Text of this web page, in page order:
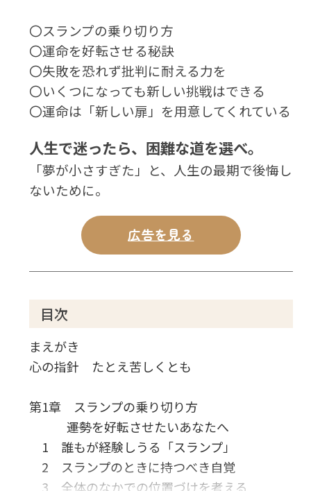
〇スランプの乗り切り方
〇運命を好転させる秘訣
〇失敗を恐れず批判に耐える力を
〇いくつになっても新しい挑戦はできる
〇運命は「新しい扉」を用意してくれている
人生で迷ったら、困難な道を選べ。
「夢が小さすぎた」と、人生の最期で後悔し
ないために。
広告を見る
目次
まえがき
心の指針 たとえ苦しくとも
第1章 スランプの乗り切り方
――運勢を好転させたいあなたへ
1 誰もが経験しうる「スランプ」
2 スランプのときに持つべき自覚
3 全体のなかでの位置づけを考える